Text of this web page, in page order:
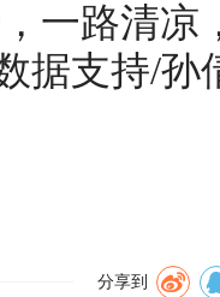
一路清凉
据支持/孙
分享到